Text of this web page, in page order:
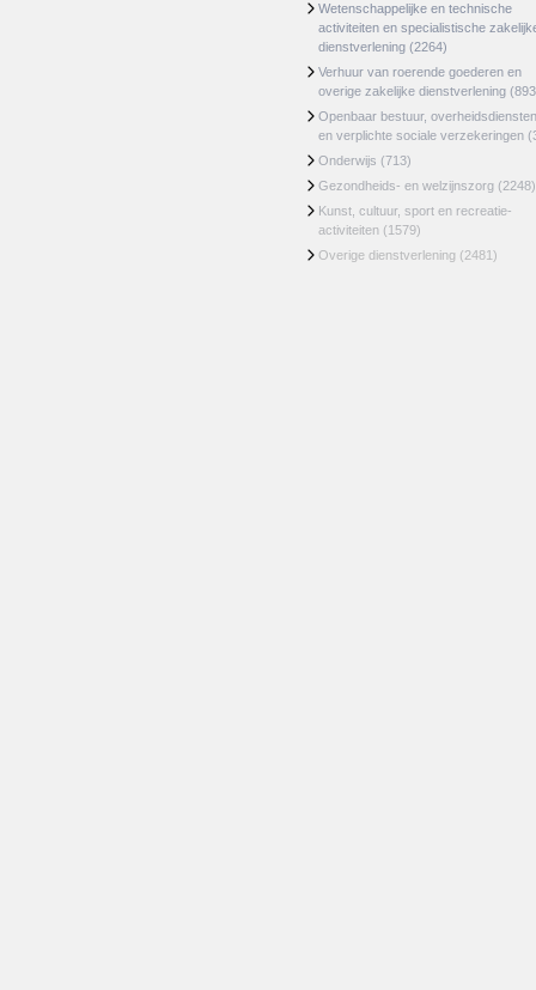
Wetenschappelijke en technische
activiteiten en specialistische
dienstverlening (2264)
Verhuur van roerende goederen en
overige zakelijke dienstverlening
Openbaar bestuur, overheidsdiensten
en verplichte sociale verzekeringen
Onderwijs (713)
Gezondheids- en welzijnszorg (2248)
Kunst, cultuur, sport en recreatie-
activiteiten (1579)
Overige dienstverlening (2481)